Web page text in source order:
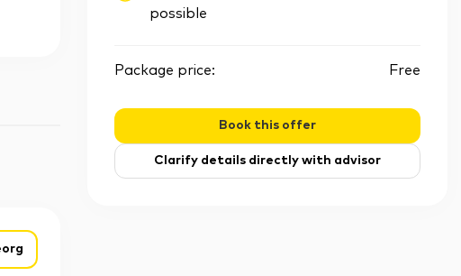
possible
Package price: Free
Book this offer
Clarify details directly with advisor